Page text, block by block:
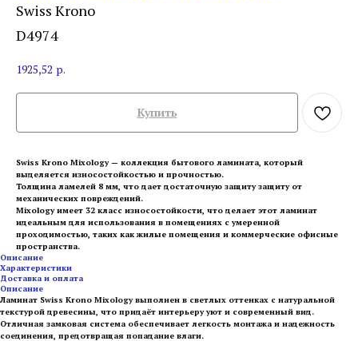
Swiss Krono
D4974
1925,52 р.
Купить
Swiss Krono Mixology — коллекция бытового ламината, который
выделяется износостойкостью и прочностью.
Толщина ламелей 8 мм, что дает достаточную защиту защиту от
механических повреждений.
Mixology имеет 32 класс износостойкости, что делает этот ламинат
идеальным для использования в помещениях с умеренной
проходимостью, таких как жилые помещения и коммерческие офисные
пространства.
Описание
Характеристики
Доставка и оплата
Описание
Ламинат Swiss Krono Mixology выполнен в светлых оттенках с натуральной
текстурой древесины, что придаёт интерьеру уют и современный вид.
Отличная замковая система обеспечивает легкость монтажа и надежность
соединения, предотвращая попадание влаги.